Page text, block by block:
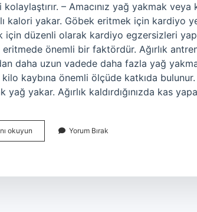
kolaylaştırır. – Amacınız yağ yakmak
kalori yakar. Göbek eritmek için kardiyo
için düzenli olarak kardiyo egzersizleri
eritmede önemli bir faktördür. Ağırlık
daha uzun vadede daha fazla yağ
kaybına önemli ölçüde katkıda bulunur.
yağ yakar. Ağırlık kaldırdığınızda kas
okuyun
Eritmek
Yorum Bırak